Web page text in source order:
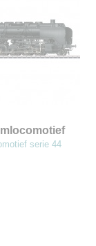
serie 44